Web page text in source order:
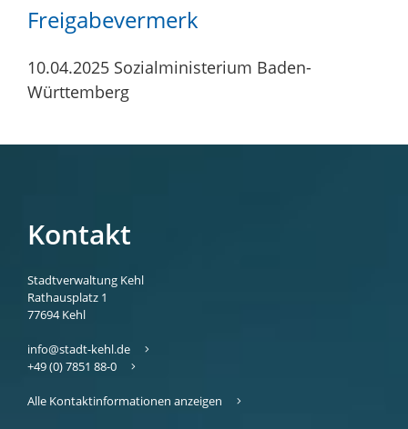
Freigabevermerk
10.04.2025 Sozialministerium Baden-
Württemberg
Kontakt
Stadtverwaltung Kehl
Rathausplatz 1
77694 Kehl
info@stadt-kehl.de
+49 (0) 7851 88-0
Alle Kontaktinformationen anzeigen